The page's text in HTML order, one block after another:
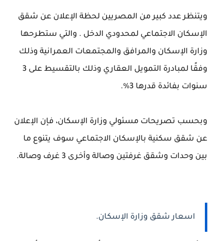
ويتنظر عدد كبير من المصريين لحظة الإعلان عن شقق
الإسكان الاجتماعي لمحدودي الدخل . والتي ستطرحها
وزارة الإسكان والمرافق والمجتمعات العمرانية وذلك
وفقًا لمبادرة التمويل العقاري وذلك بالتقسيط على 3
سنوات بفائدة قدرها 3%.
وبحسب تصريحات مسئولي وزارة الإسكان، فإن الإعلان
عن شقق سكنية بالإسكان الاجتماعي سوف يتنوع ما
بين وحدات وشقق غرفتين وصالة وأخرى 3 غرف وصالة.
اسعار شقق وزارة الإسكان.